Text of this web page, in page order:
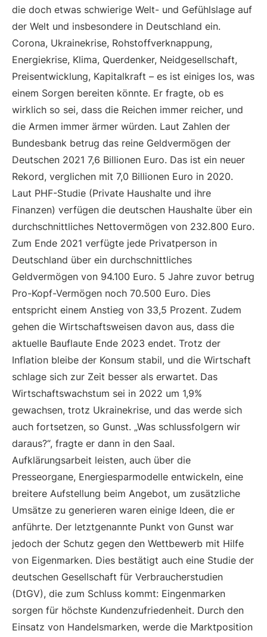
die doch etwas schwierige Welt- und Gefühlslage auf
der Welt und insbesondere in Deutschland ein.
Corona, Ukrainekrise, Rohstoffverknappung,
Energiekrise, Klima, Querdenker, Neidgesellschaft,
Preisentwicklung, Kapitalkraft – es ist einiges los, was
einem Sorgen bereiten könnte. Er fragte, ob es
wirklich so sei, dass die Reichen immer reicher, und
die Armen immer ärmer würden. Laut Zahlen der
Bundesbank betrug das reine Geldvermögen der
Deutschen 2021 7,6 Billionen Euro. Das ist ein neuer
Rekord, verglichen mit 7,0 Billionen Euro in 2020.
Laut PHF-Studie (Private Haushalte und ihre
Finanzen) verfügen die deutschen Haushalte über ein
durchschnittliches Nettovermögen von 232.800 Euro.
Zum Ende 2021 verfügte jede Privatperson in
Deutschland über ein durchschnittliches
Geldvermögen von 94.100 Euro. 5 Jahre zuvor betrug
Pro-Kopf-Vermögen noch 70.500 Euro. Dies
entspricht einem Anstieg von 33,5 Prozent. Zudem
gehen die Wirtschaftsweisen davon aus, dass die
aktuelle Bauflaute Ende 2023 endet. Trotz der
Inflation bleibe der Konsum stabil, und die Wirtschaft
schlage sich zur Zeit besser als erwartet. Das
Wirtschaftswachstum sei in 2022 um 1,9%
gewachsen, trotz Ukrainekrise, und das werde sich
auch fortsetzen, so Gunst. „Was schlussfolgern wir
daraus?“, fragte er dann in den Saal.
Aufklärungsarbeit leisten, auch über die
Presseorgane, Energiesparmodelle entwickeln, eine
breitere Aufstellung beim Angebot, um zusätzliche
Umsätze zu generieren waren einige Ideen, die er
anführte. Der letztgenannte Punkt von Gunst war
jedoch der Schutz gegen den Wettbewerb mit Hilfe
von Eigenmarken. Dies bestätigt auch eine Studie der
deutschen Gesellschaft für Verbraucherstudien
(DtGV), die zum Schluss kommt: Eingenmarken
sorgen für höchste Kundenzufriedenheit. Durch den
Einsatz von Handelsmarken, werde die Marktposition